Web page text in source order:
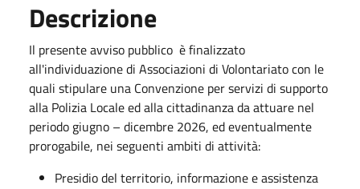
Descrizione
Il presente avviso pubblico è finalizzato
all'individuazione di Associazioni di Volontariato con le
quali stipulare una Convenzione per servizi di supporto
alla Polizia Locale ed alla cittadinanza da attuare nel
periodo giugno – dicembre 2026, ed eventualmente
prorogabile, nei seguenti ambiti di attività:
Presidio del territorio, informazione e assistenza